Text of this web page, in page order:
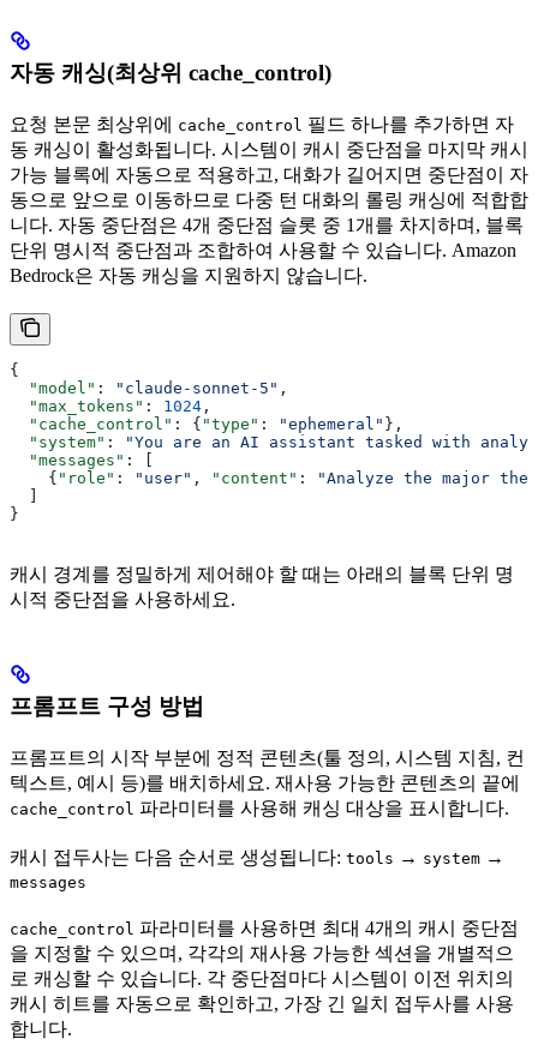
자동 캐싱(최상위 cache_control)
요청 본문 최상위에 cache_control 필드 하나를 추가하면 자
동 캐싱이 활성화됩니다. 시스템이 캐시 중단점을 마지막 캐시
가능 블록에 자동으로 적용하고, 대화가 길어지면 중단점이 자
동으로 앞으로 이동하므로 다중 턴 대화의 롤링 캐싱에 적합합
니다. 자동 중단점은 4개 중단점 슬롯 중 1개를 차지하며, 블록
단위 명시적 중단점과 조합하여 사용할 수 있습니다. Amazon
Bedrock은 자동 캐싱을 지원하지 않습니다.
{
  "model"
: "claude-sonnet-5" ,
  "max_tokens"
: 1024 ,
  "cache_control"
: { "type" : "ephemeral" },
  "system"
:
"You are an AI assistant tasked with
  "messages"
: [
    {
"role" : "user" , "content" :
"Analyze the major
}
캐시 경계를 정밀하게 제어해야 할 때는 아래의 블록 단위 명
시적 중단점을 사용하세요.
프롬프트 구성 방법
프롬프트의 시작 부분에 정적 콘텐츠(툴 정의, 시스템 지침, 컨
텍스트, 예시 등)를 배치하세요. 재사용 가능한 콘텐츠의 끝에
cache_control 파라미터를 사용해 캐싱 대상을 표시합니다.
캐시 접두사는 다음 순서로 생성됩니다: tools → system →
messages
cache_control 파라미터를 사용하면 최대 4개의 캐시 중단점
을 지정할 수 있으며, 각각의 재사용 가능한 섹션을 개별적으
로 캐싱할 수 있습니다. 각 중단점마다 시스템이 이전 위치의
캐시 히트를 자동으로 확인하고, 가장 긴 일치 접두사를 사용
합니다.